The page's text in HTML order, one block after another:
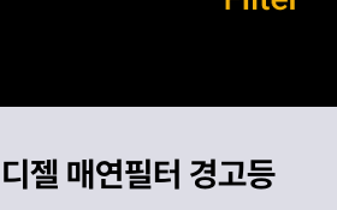
디젤 매연필터 경고등